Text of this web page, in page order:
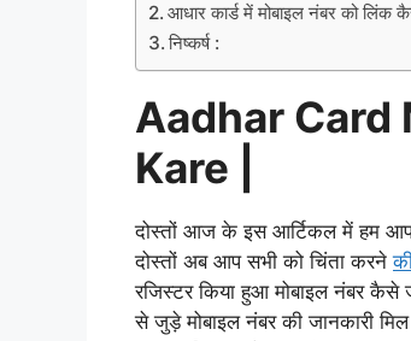
आधार कार्ड में मोबाइल नंबर को लिंक
निष्कर्ष :
Aadhar Card
Kare |
दोस्तों आज के इस आर्टिकल में हम
दोस्तों अब आप सभी को चिंता करने
रजिस्टर किया हुआ मोबाइल नंबर
से जुड़े मोबाइल नंबर की जानकारी